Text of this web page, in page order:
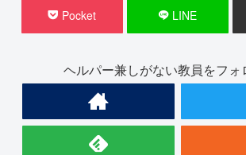
Pocket LINE
ヘルパー兼しがない教員をフォ